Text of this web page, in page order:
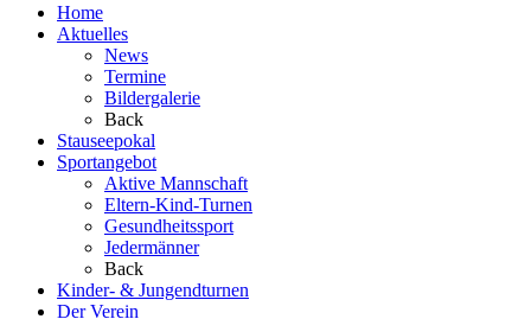
Home
Aktuelles
News
Termine
Bildergalerie
Back
Stauseepokal
Sportangebot
Aktive Mannschaft
Eltern-Kind-Turnen
Gesundheitssport
Jedermänner
Back
Kinder- & Jungendturnen
Der Verein